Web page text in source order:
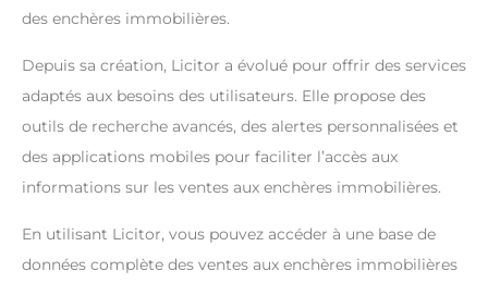
des enchères immobilières.
Depuis sa création, Licitor a évolué pour offrir des services
adaptés aux besoins des utilisateurs. Elle propose des
outils de recherche avancés, des alertes personnalisées et
des applications mobiles pour faciliter l’accès aux
informations sur les ventes aux enchères immobilières.
En utilisant Licitor, vous pouvez accéder à une base de
données complète des ventes aux enchères immobilières